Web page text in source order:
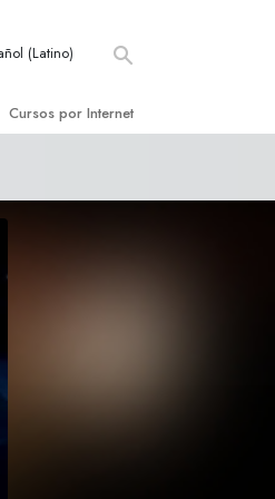
(Latino)
Cursos por Internet
y Lesiones